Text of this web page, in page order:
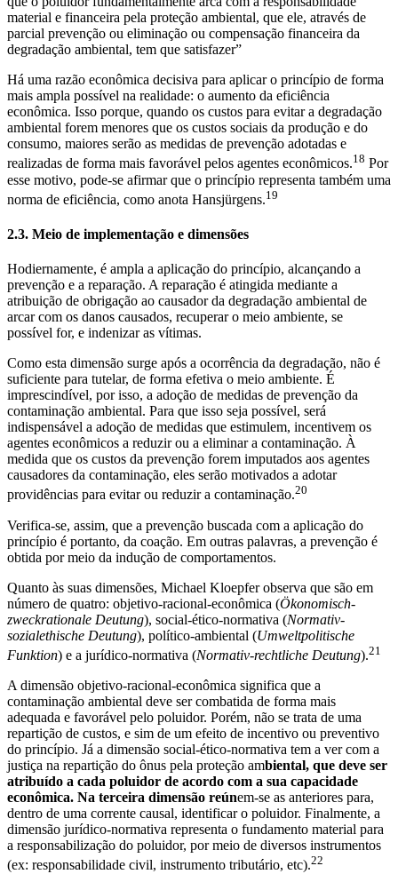
material e financeira pela proteção ambiental, que ele, através de
parcial prevenção ou eliminação ou compensação financeira da
degradação ambiental, tem que satisfazer”
Há uma razão econômica decisiva para aplicar o princípio de forma
mais ampla possível na realidade: o aumento da eficiência
econômica. Isso porque, quando os custos para evitar a degradação
ambiental forem menores que os custos sociais da produção e do
consumo, maiores serão as medidas de prevenção adotadas e
realizadas de forma mais favorável pelos agentes econômicos.18 Por
esse motivo, pode-se afirmar que o princípio representa também uma
norma de eficiência, como anota Hansjürgens.19
2.3. Meio de implementação e dimensões
Hodiernamente, é ampla a aplicação do princípio, alcançando a
prevenção e a reparação. A reparação é atingida mediante a
atribuição de obrigação ao causador da degradação ambiental de
arcar com os danos causados, recuperar o meio ambiente, se
possível for, e indenizar as vítimas.
Como esta dimensão surge após a ocorrência da degradação, não é
suficiente para tutelar, de forma efetiva o meio ambiente. É
imprescindível, por isso, a adoção de medidas de prevenção da
contaminação ambiental. Para que isso seja possível, será
indispensável a adoção de medidas que estimulem, incentivem os
agentes econômicos a reduzir ou a eliminar a contaminação. À
medida que os custos da prevenção forem imputados aos agentes
causadores da contaminação, eles serão motivados a adotar
providências para evitar ou reduzir a contaminação.20
Verifica-se, assim, que a prevenção buscada com a aplicação do
princípio é portanto, da coação. Em outras palavras, a prevenção é
obtida por meio da indução de comportamentos.
Quanto às suas dimensões, Michael Kloepfer observa que são em
número de quatro: objetivo-racional-econômica (Ökonomisch-
zweckrationale Deutung), social-ético-normativa (Normativ-
sozialethische Deutung), político-ambiental (Umweltpolitische
Funktion) e a jurídico-normativa (Normativ-rechtliche Deutung).21
A dimensão objetivo-racional-econômica significa que a
contaminação ambiental deve ser combatida de forma mais
adequada e favorável pelo poluidor. Porém, não se trata de uma
repartição de custos, e sim de um efeito de incentivo ou preventivo
do princípio. Já a dimensão social-ético-normativa tem a ver com a
justiça na repartição do ônus pela proteção ambiental, que deve ser
atribuído a cada poluidor de acordo com a sua capacidade
econômica. Na terceira dimensão reúnem-se as anteriores para,
dentro de uma corrente causal, identificar o poluidor. Finalmente, a
dimensão jurídico-normativa representa o fundamento material para
a responsabilização do poluidor, por meio de diversos instrumentos
(ex: responsabilidade civil, instrumento tributário, etc).22